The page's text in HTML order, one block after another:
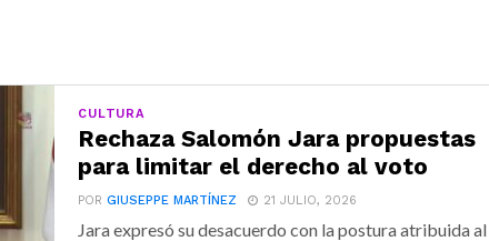
CULTURA
Rechaza Salomón Jara propuestas
para limitar el derecho al voto
PORGIUSEPPE MARTÍNEZ 21 JULIO, 2026
Jara expresó su desacuerdo con la postura atribuida al